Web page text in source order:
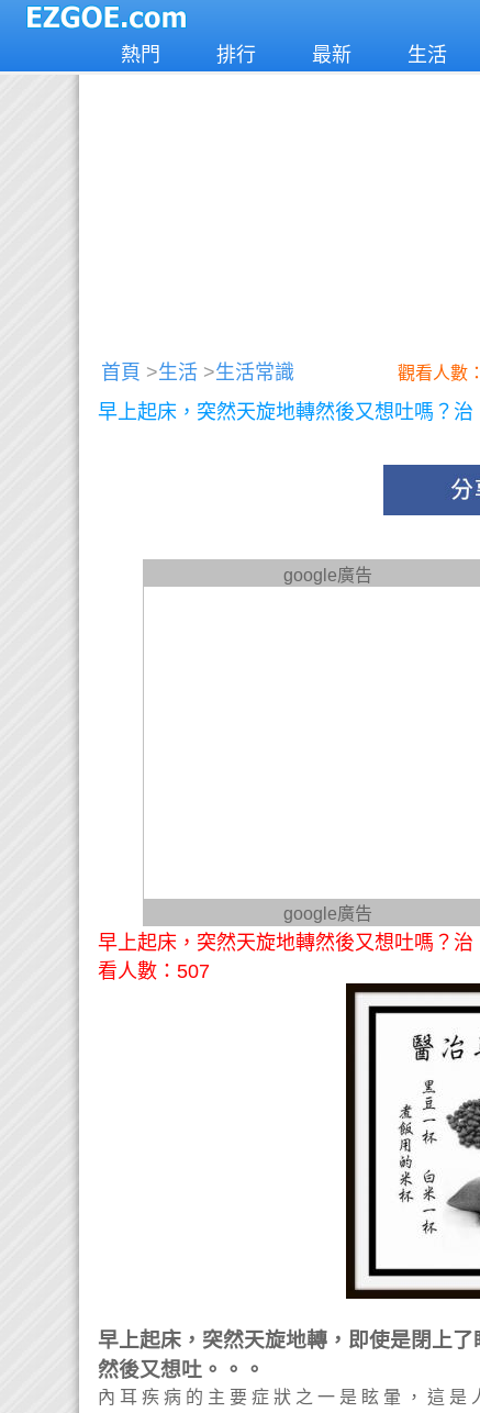
熱門 排行 最新 生活
首頁 >生活 >生活常識 觀看人數
早上起床，突然天旋地轉然後又想吐嗎？
google廣告
google廣告
早上起床，突然天旋地轉然後又想吐嗎？
看人數：507
早上起床，突然天旋地轉，即使是閉上
然後又想吐。。。
內 耳 疾 病 的 主 要 症 狀 之 一 是 眩 暈 ， 這 是